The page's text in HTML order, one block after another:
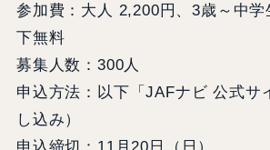
参加費：大人 2,200円、3歳～中学
下無料
募集人数：300人
申込方法：以下「JAFナビ 公式サ
し込み）